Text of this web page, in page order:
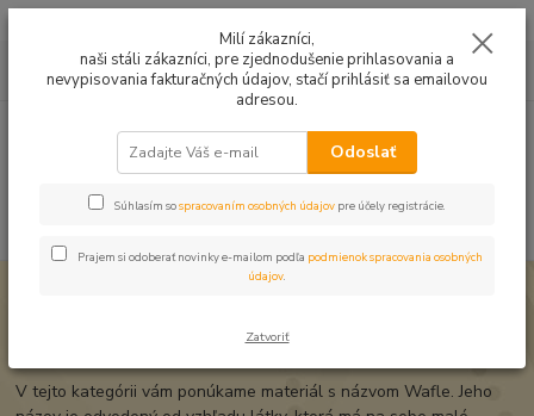
0949224331
9:00 -14:30
za0,00 EUR
V tejto kategórii vám ponúkame materiál s názvom Wafle. Jeho
Milí zákazníci,
naši stáli zákazníci, pre zjednodušenie prihlasovania a
nevypisovania fakturačných údajov, stačí prihlásiť sa emailovou
adresou.
Odoslať
Súhlasím sospracovaním osobných údajov pre účely registrácie.
Prajem si odoberať novinky e-mailom podľa podmienok spracovania osobných
údajov.
Zatvoriť